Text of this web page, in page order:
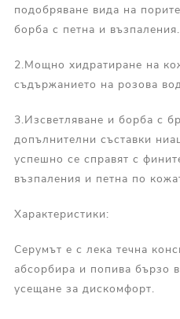
подобряване вида на
борба с петна и възпаления.
2.Мощно хидратиране на
съдържанието на розова
3.Изсветляване и борба с
допълнителни съставки
успешно се справят с
възпаления и петна по
Характеристики:
Серумът е с лека течна
абсорбира и попива бързо
усещане за дискомфорт.